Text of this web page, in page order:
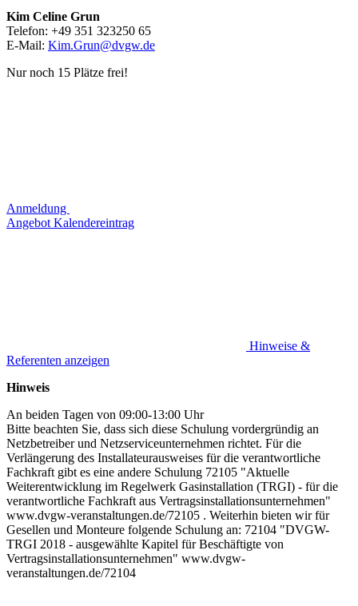
Kim Celine Grun
Telefon: +49 351 323250 65
E-Mail: Kim.Grun@dvgw.de
Nur noch 15 Plätze frei!
Anmeldung
Angebot Kalendereintrag
Hinweise &
Referenten anzeigen
Hinweis
An beiden Tagen von 09:00-13:00 Uhr
Bitte beachten Sie, dass sich diese Schulung vordergründig an
Netzbetreiber und Netzserviceunternehmen richtet. Für die
Verlängerung des Installateurausweises für die verantwortliche
Fachkraft gibt es eine andere Schulung 72105 "Aktuelle
Weiterentwicklung im Regelwerk Gasinstallation (TRGI) - für die
verantwortliche Fachkraft aus Vertragsinstallationsunternehmen"
www.dvgw-veranstaltungen.de/72105 . Weiterhin bieten wir für
Gesellen und Monteure folgende Schulung an: 72104 "DVGW-
TRGI 2018 - ausgewählte Kapitel für Beschäftigte von
Vertragsinstallationsunternehmen" www.dvgw-
veranstaltungen.de/72104